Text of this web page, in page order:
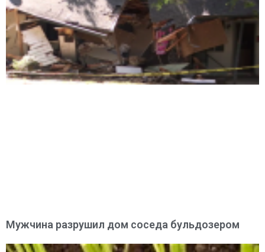
Мужчина разрушил дом соседа бульдозером